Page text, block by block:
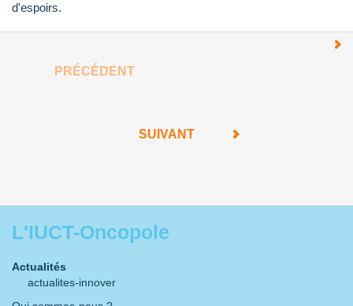
d'espoirs.
PRÉCÉDENT
SUIVANT
L'IUCT-Oncopole
Actualités
actualites-innover